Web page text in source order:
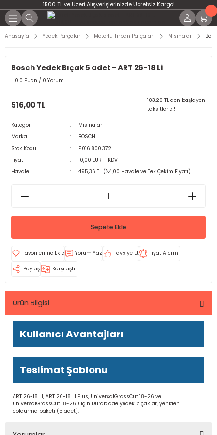
1500 TL ve Üzeri Alışverişlerinizde Ücretsiz Kargo!
Anasayfa Yedek Parçalar Motorlu Tırpan Parçaları Misinalar
Bosch Yedek Bıçak 5 adet - ART 26-18 Li
0.0 Puan / 0 Yorum
516,00 TL
103,20 TL den başlayan
taksitlerle!!
Kategori
Misinalar
Marka
BOSCH
Stok Kodu
F.016.800.372
Fiyat
10,00 EUR + KDV
Havale
495,36 TL (%4,00 Havale ve Tek Çekim Fiyatı)
Sepete Ekle
Yorum Yaz Tavsiye Et Fiyat Alarmı
Paylaş Karşılaştır
Ürün Bilgisi
Kullanıcı Avantajları
Teslimat Şablonu
ART 26-18 LI, ART 26-18 LI Plus, UniversalGrassCut 18-26 ve
UniversalGrassCut 18-260 için Durablade yedek bıçaklar, yeniden
doldurma paketi (5 adet).